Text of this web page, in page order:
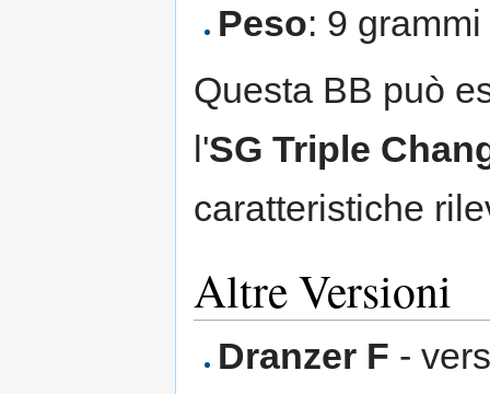
Peso: 9 grammi
Questa BB può
l'SG Triple
caratteristiche
Altre Versioni
Dranzer F -